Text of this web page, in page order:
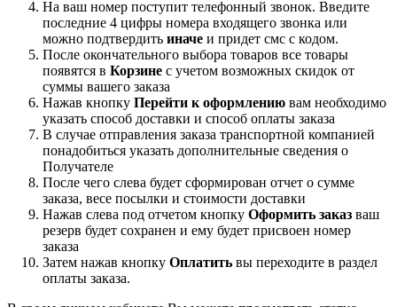
₽
Подробности
Достаточно
Нашли дешевле?
Рассчитать доставку
Хочу в подарок
Самовывоз сегодня - бесплатно
Доставка завтра - 390 ₽
Описание
Как купить
Оплата
Доставка
Потребителю
Дополнительно